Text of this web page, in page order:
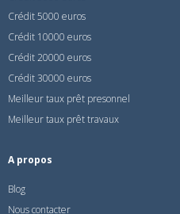
Crédit 5000 euros
Crédit 10000 euros
Crédit 20000 euros
Crédit 30000 euros
Meilleur taux prêt presonnel
Meilleur taux prêt travaux
A propos
Blog
Nous contacter